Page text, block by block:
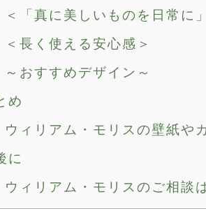
＜「真に美しいものを日常に
＜長く使える安心感＞
～おすすめデザイン～
め
ウィリアム・モリスの壁紙や
に
ウィリアム・モリスのご相談